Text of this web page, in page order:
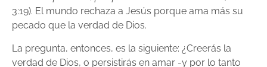
3:19). El mundo rechaza a Jesús porque ama más su
pecado que la verdad de Dios.
La pregunta, entonces, es la siguiente: ¿Creerás la
verdad de Dios, o persistirás en amar -y por lo tanto